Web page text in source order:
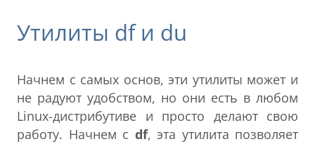
Утилиты df и du
Начнем с самых основ, эти утилиты может и
не радуют удобством, но они есть в любом
Linux-дистрибутиве и просто делают свою
работу. Начнем с df, эта утилита позволяет